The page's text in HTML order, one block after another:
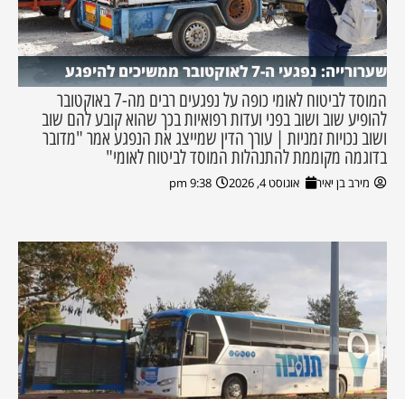
שערורייה: נפגעי ה-7 לאוקטובר ממשיכים להיפגע
המוסד לביטוח לאומי כופה על נפגעים רבים מה-7 באוקטובר
להופיע שוב ושוב בפני ועדות רפואיות בכך שהוא קובע להם שוב
ושוב נכויות זמניות | עורך הדין שמייצג את הנפגע אמר "מדובר
בדוגמה מקוממת להתנהלות המוסד לביטוח לאומי"
מירב בן יאיר אוגוסט 4, 2026 9:38 pm